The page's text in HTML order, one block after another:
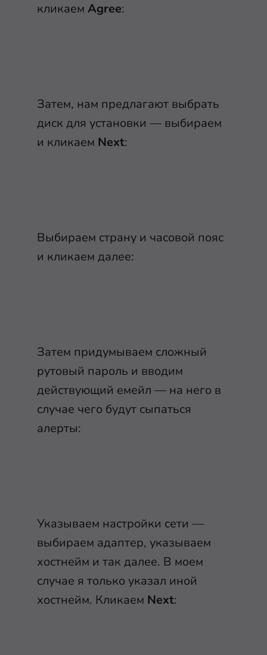
кликаем Agree:
Затем, нам предлагают выбрать
диск для установки — выбираем
и кликаем Next:
Выбираем страну и часовой пояс
и кликаем далее:
Затем придумываем сложный
рутовый пароль и вводим
действующий емейл — на него в
случае чего будут сыпаться
алерты:
Указываем настройки сети —
выбираем адаптер, указываем
хостнейм и так далее. В моем
случае я только указал иной
хостнейм. Кликаем Next: